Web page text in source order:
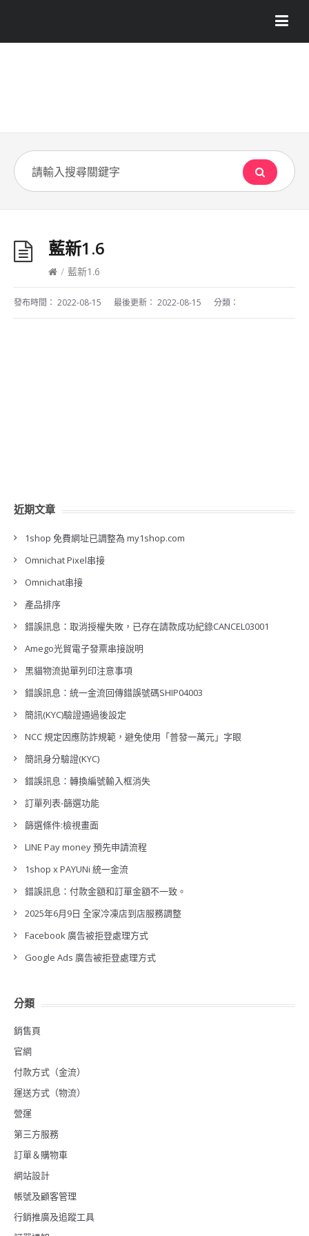
藍新1.6
/ 藍新1.6
發布時間： 2022-08-15 最後更新： 2022-08-15 分類：
近期文章
1shop 免費網址已調整為 my1shop.com
Omnichat Pixel串接
Omnichat串接
產品排序
錯誤訊息：取消授權失敗，已存在請款成功紀錄CANCEL03001
Amego光貿電子發票串接說明
黑貓物流拋單列印注意事項
錯誤訊息：統一金流回傳錯誤號碼SHIP04003
簡訊(KYC)驗證通過後設定
NCC 規定因應防詐規範，避免使用「普發一萬元」字眼
簡訊身分驗證(KYC)
錯誤訊息：轉換編號輸入框消失
訂單列表-篩選功能
篩選條件:檢視畫面
LINE Pay money 預先申請流程
1shop x PAYUNi 統一金流
錯誤訊息：付款金額和訂單金額不一致。
2025年6月9日 全家冷凍店到店服務調整
Facebook 廣告被拒登處理方式
Google Ads 廣告被拒登處理方式
分類
銷售頁
官網
付款方式（金流）
運送方式（物流）
營運
第三方服務
訂單＆購物車
網站設計
帳號及顧客管理
行銷推廣及追蹤工具